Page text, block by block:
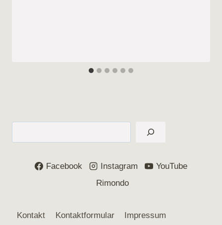
Facebook Instagram
YouTube
Rimondo
Kontakt Kontaktformular Impressum